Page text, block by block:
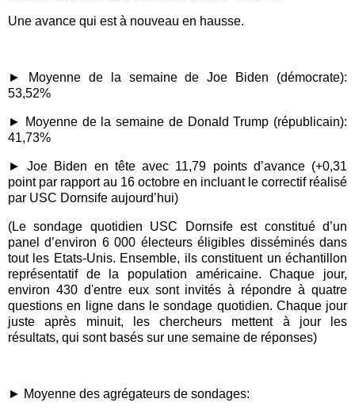
Une avance qui est à nouveau en hausse.
► Moyenne de la semaine de Joe Biden (démocrate):
53,52%
► Moyenne de la semaine de Donald Trump (républicain):
41,73%
► Joe Biden en têteavec 11,79 points d’avance (+0,31
point par rapport au 16 octobre en incluant le correctif réalisé
par USC Dornsife aujourd’hui)
(Le sondage quotidien USC Dornsife est constitué d’un
panel d’environ 6 000 électeurs éligibles disséminés dans
tout les Etats-Unis. Ensemble, ils constituent un échantillon
représentatif de la population américaine. Chaque jour,
environ 430 d'entre eux sont invités à répondre à quatre
questions en ligne dans le sondage quotidien. Chaque jour
juste après minuit, les chercheurs mettent à jour les
résultats, qui sont basés sur une semaine de réponses)
► Moyenne des agrégateurs de sondages: